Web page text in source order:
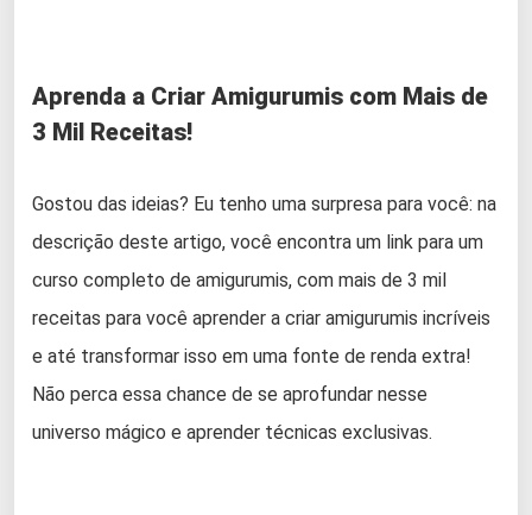
Aprenda a Criar Amigurumis com Mais de
3 Mil Receitas!
Gostou das ideias? Eu tenho uma surpresa para você: na
descrição deste artigo, você encontra um link para um
curso completo de amigurumis, com mais de 3 mil
receitas para você aprender a criar amigurumis incríveis
e até transformar isso em uma fonte de renda extra!
Não perca essa chance de se aprofundar nesse
universo mágico e aprender técnicas exclusivas.